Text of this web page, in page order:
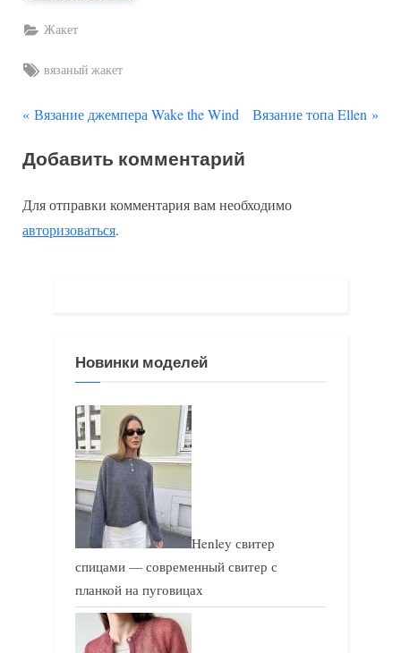
Жакет
Tags:
вязаный жакет
Навигация
по
записям
П
е
ы
д
Вязание джемпера Wake the Wind
С
у
Вязание топа Ellen
Добавить комментарий
Для отправки комментария вам необходимо
авторизоваться.
Новинки моделей
Henley свитер
спицами — современный свитер с
планкой на пуговицах